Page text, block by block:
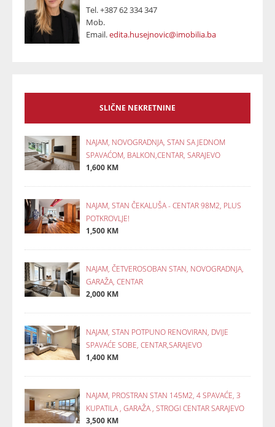
Tel.+387 62 334 347
Mob.
Email.edita.husejnovic@imobilia.ba
SLIČNE NEKRETNINE
NAJAM, NOVOGRADNJA, STAN SA JEDNOM
SPAVAĆOM, BALKON,CENTAR, SARAJEVO
1,600 KM
NAJAM, STAN ČEKALUŠA - CENTAR 98M2, PLUS
POTKROVLJE!
1,500 KM
NAJAM, ČETVEROSOBAN STAN, NOVOGRADNJA,
GARAŽA, CENTAR
2,000 KM
NAJAM, STAN POTPUNO RENOVIRAN, DVIJE
SPAVAĆE SOBE, CENTAR,SARAJEVO
1,400 KM
NAJAM, PROSTRAN STAN 145M2, 4 SPAVAĆE, 3
KUPATILA , GARAŽA , STROGI CENTAR SARAJEVO
3,500 KM